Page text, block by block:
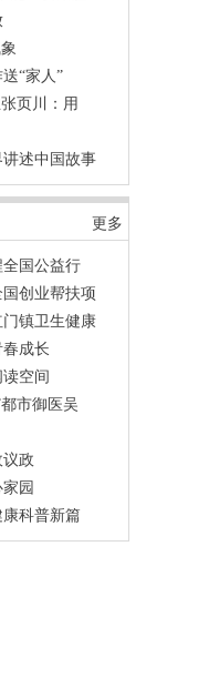
“家人”
页川：用
述中国故事
更多
国公益行
创业帮扶项
镇卫生健康
成长
空间
市御医吴
政
园
科普新篇